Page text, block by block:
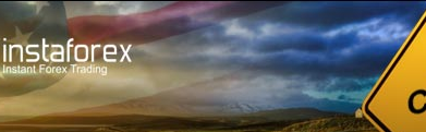
Pembukaan akun instan Platform Trading
Pemula Untuk Investor Untuk Mitra